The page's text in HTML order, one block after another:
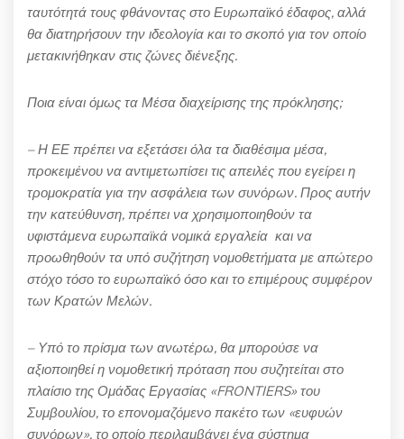
ταυτότητά τους φθάνοντας στο Ευρωπαϊκό έδαφος, αλλά
θα διατηρήσουν την ιδεολογία και το σκοπό για τον οποίο
μετακινήθηκαν στις ζώνες διένεξης.
Ποια είναι όμως τα Μέσα διαχείρισης της πρόκλησης;
– Η ΕΕ πρέπει να εξετάσει όλα τα διαθέσιμα μέσα,
προκειμένου να αντιμετωπίσει τις απειλές που εγείρει η
τρομοκρατία για την ασφάλεια των συνόρων. Προς αυτήν
την κατεύθυνση, πρέπει να χρησιμοποιηθούν τα
υφιστάμενα ευρωπαϊκά νομικά εργαλεία και να
προωθηθούν τα υπό συζήτηση νομοθετήματα με απώτερο
στόχο τόσο το ευρωπαϊκό όσο και το επιμέρους συμφέρον
των Κρατών Μελών.
– Υπό το πρίσμα των ανωτέρω, θα μπορούσε να
αξιοποιηθεί η νομοθετική πρόταση που συζητείται στο
πλαίσιο της Ομάδας Εργασίας «FRONTIERS» του
Συμβουλίου, το επονομαζόμενο πακέτο των «ευφυών
συνόρων», το οποίο περιλαμβάνει ένα σύστημα